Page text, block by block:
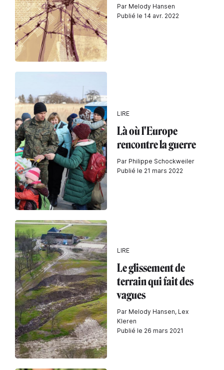
Par Melody Hansen
Publié le 14 avr. 2022
LIRE
Là où l'Europe
rencontre la guerre
Par Philippe Schockweiler
Publié le 21 mars 2022
LIRE
Le glissement de
terrain qui fait des
vagues
Par Melody Hansen, Lex
Kleren
Publié le 26 mars 2021